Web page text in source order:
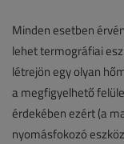
Minden esetben
lehet termográfiai
létrejön egy olyan
a megfigyelhető
érdekében ezért (a
nyomásfokozó